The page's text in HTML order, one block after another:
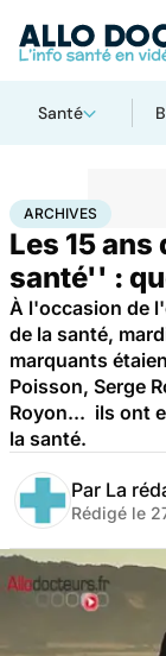
Santé
AccueilSantéArchives
ARCHIVES
Les 15
santé'' :
À l'occasion de
de la santé,
marquants
Poisson, Serge
Royon... ils ont
la santé.
Par La
Rédigé le